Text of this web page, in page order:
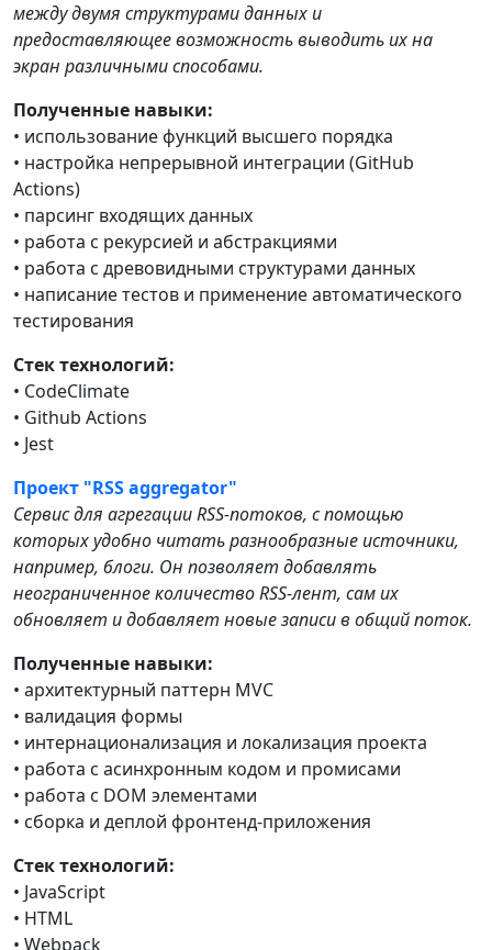
между двумя структурами данных и
предоставляющее возможность выводить их на
экран различными способами.
Полученные навыки:
• использование функций высшего порядка
• настройка непрерывной интеграции (GitHub
Actions)
• парсинг входящих данных
• работа с рекурсией и абстракциями
• работа с древовидными структурами данных
• написание тестов и применение автоматического
тестирования
Стек технологий:
• CodeClimate
• Github Actions
• Jest
Проект "RSS aggregator"
Cервис для агрегации RSS-потоков, с помощью
которых удобно читать разнообразные источники,
например, блоги. Он позволяет добавлять
неограниченное количество RSS-лент, сам их
обновляет и добавляет новые записи в общий поток.
Полученные навыки:
• архитектурный паттерн MVC
• валидация формы
• интернационализация и локализация проекта
• работа с асинхронным кодом и промисами
• работа с DOM элементами
• сборка и деплой фронтенд-приложения
Стек технологий:
• JavaScript
• HTML
• Webpack